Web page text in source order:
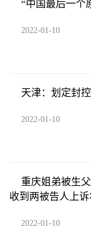
“中国最后一个
2022-01-10
天津：划定封
2022-01-10
重庆姐弟被生
收到两被告人上
2022-01-10